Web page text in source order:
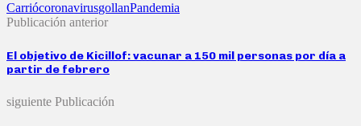
CarriócoronavirusgollanPandemia
Publicación anterior
El objetivo de Kicillof: vacunar a 150 mil personas por día a
partir de febrero
siguiente Publicación